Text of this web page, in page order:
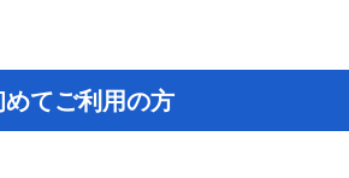
めてご利用の方